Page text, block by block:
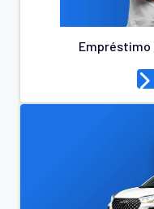
Empréstimo